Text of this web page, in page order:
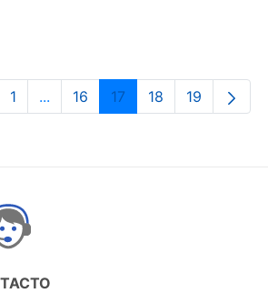
Orrialdea
1 ...Intermediate Pages Use TAB to
Orrialdea
16 Orrialdea
17 Orrialdea
18 Orrialdea
19